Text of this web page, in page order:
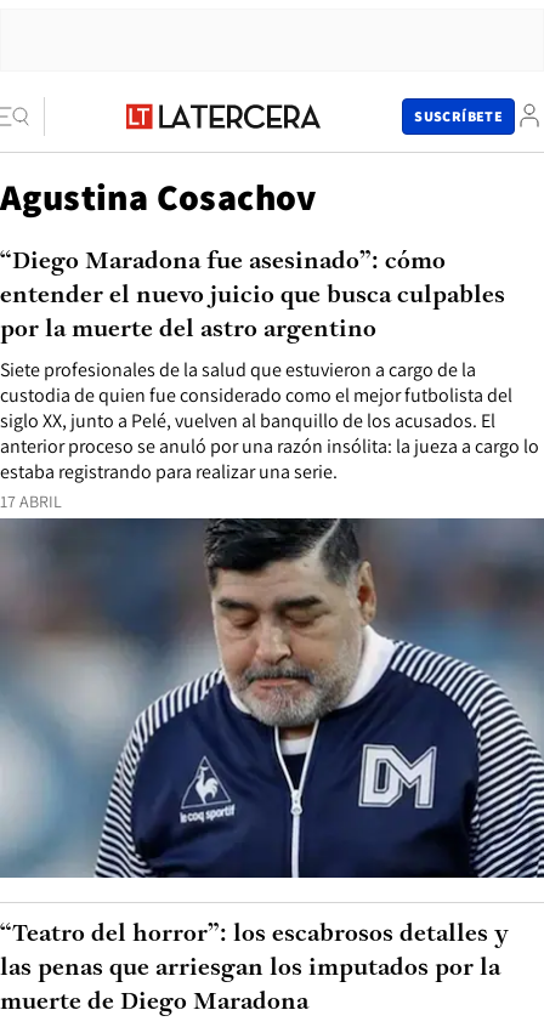
SUSCRÍBETE
Agustina Cosachov
17 ABRIL
Siete profesionales de la salud que estuvieron a cargo de la
custodia de quien fue considerado como el mejor futbolista del
siglo XX, junto a Pelé, vuelven al banquillo de los acusados. El
anterior proceso se anuló por una razón insólita: la jueza a cargo lo
estaba registrando para realizar una serie.
“Diego Maradona fue asesinado”: cómo
entender el nuevo juicio que busca culpables
por la muerte del astro argentino
“Teatro del horror”: los escabrosos detalles y
las penas que arriesgan los imputados por la
muerte de Diego Maradona